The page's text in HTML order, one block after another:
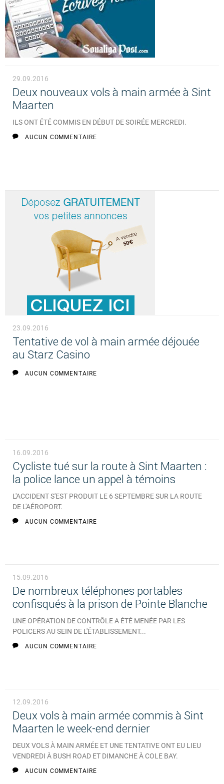
29.09.2016
Deux nouveaux vols à main armée à Sint
Maarten
ILS ONT ÉTÉ COMMIS EN DÉBUT DE SOIRÉE MERCREDI.
AUCUN COMMENTAIRE
23.09.2016
Tentative de vol à main armée déjouée
au Starz Casino
AUCUN COMMENTAIRE
16.09.2016
Cycliste tué sur la route à Sint Maarten :
la police lance un appel à témoins
L'ACCIDENT S'EST PRODUIT LE 6 SEPTEMBRE SUR LA ROUTE
DE L'AÉROPORT.
AUCUN COMMENTAIRE
15.09.2016
De nombreux téléphones portables
confisqués à la prison de Pointe Blanche
UNE OPÉRATION DE CONTRÔLE A ÉTÉ MENÉE PAR LES
POLICERS AU SEIN DE L'ÉTABLISSEMENT...
AUCUN COMMENTAIRE
12.09.2016
Deux vols à main armée commis à Sint
Maarten le week-end dernier
DEUX VOLS À MAIN ARMÉE ET UNE TENTATIVE ONT EU LIEU
VENDREDI À BUSH ROAD ET DIMANCHE À COLE BAY.
AUCUN COMMENTAIRE